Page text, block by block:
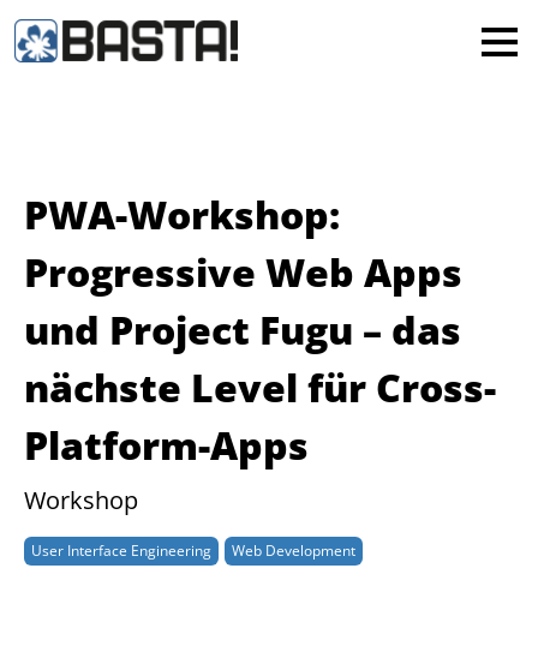
PWA-Workshop:
Progressive Web Apps
und Project Fugu – das
nächste Level für Cross-
Platform-Apps
Workshop
User Interface Engineering Web Development
MAINZ
Alle